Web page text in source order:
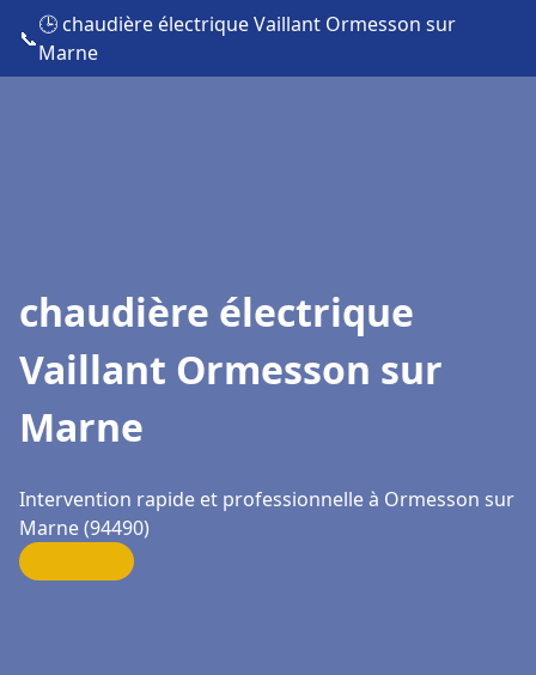
📞
🕒 chaudière électrique Vaillant Ormesson sur
Marne
chaudière électrique
Vaillant Ormesson sur
Marne
Intervention rapide et professionnelle à Ormesson sur
Marne (94490)